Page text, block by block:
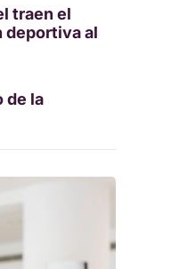
traen el
deportiva al
de la